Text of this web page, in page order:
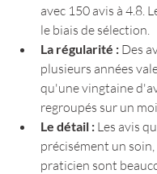
avec 150 avis à 4.8.
le biais de sélection.
La régularité : Des
plusieurs années
qu'une vingtaine
regroupés sur un
Le détail : Les avis
précisément un
praticien sont